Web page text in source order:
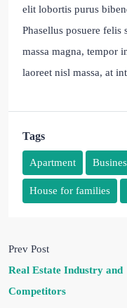
elit lobortis purus
Phasellus posuere
massa magna, tempor
laoreet nisl massa, at
Tags
Apartment
House for families
Prev Post
Real Estate Industry and
Competitors